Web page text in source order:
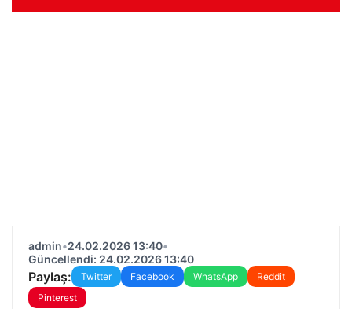
admin•24.02.2026 13:40•
Güncellendi: 24.02.2026 13:40
Paylaş: Twitter Facebook WhatsApp
Reddit
Pinterest